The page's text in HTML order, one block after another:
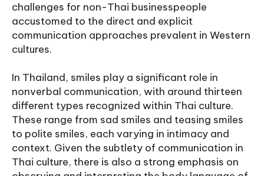
challenges for non-Thai businesspeople
accustomed to the direct and explicit
communication approaches prevalent in Western
cultures.
In Thailand, smiles play a significant role in
nonverbal communication, with around thirteen
different types recognized within Thai culture.
These range from sad smiles and teasing smiles
to polite smiles, each varying in intimacy and
context. Given the subtlety of communication in
Thai culture, there is also a strong emphasis on